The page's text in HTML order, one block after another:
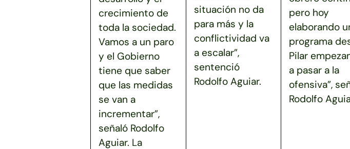
crecimiento de
toda la sociedad.
Vamos a un paro
y el Gobierno
tiene que saber
que las medidas
se van a
incrementar”,
señaló Rodolfo
Aguiar. La
situación no da
para más y la
conflictividad va
a escalar”,
sentenció
Rodolfo Aguiar.
pero hoy
elaborando
programa
Pilar
a pasar a la
ofensiva”,
Rodolfo